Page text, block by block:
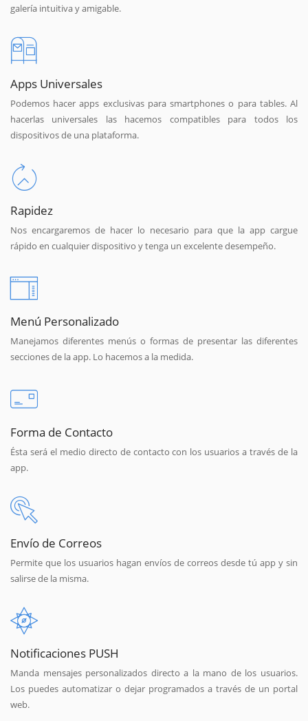
galería intuitiva y amigable.
Apps Universales
Podemos hacer apps exclusivas para smartphones o para tables. Al
hacerlas universales las hacemos compatibles para todos los
dispositivos de una plataforma.
Rapidez
Nos encargaremos de hacer lo necesario para que la app cargue
rápido en cualquier dispositivo y tenga un excelente desempeño.
Menú Personalizado
Manejamos diferentes menús o formas de presentar las diferentes
secciones de la app. Lo hacemos a la medida.
Forma de Contacto
Ésta será el medio directo de contacto con los usuarios a través de la
app.
Envío de Correos
Permite que los usuarios hagan envíos de correos desde tú app y sin
salirse de la misma.
Notificaciones PUSH
Manda mensajes personalizados directo a la mano de los usuarios.
Los puedes automatizar o dejar programados a través de un portal
web.